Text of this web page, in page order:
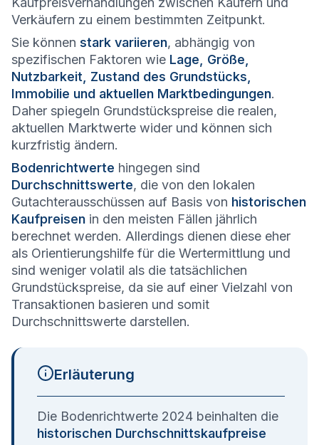
Verkäufern zu einem bestimmten Zeitpunkt.
Sie können stark variieren, abhängig von
spezifischen Faktoren wie Lage, Größe,
Nutzbarkeit, Zustand des Grundstücks,
Immobilie und aktuellen Marktbedingungen.
Daher spiegeln Grundstückspreise die realen,
aktuellen Marktwerte wider und können sich
kurzfristig ändern.
Bodenrichtwerte hingegen sind
Durchschnittswerte, die von den lokalen
Gutachterausschüssen auf Basis von historischen
Kaufpreisen in den meisten Fällen jährlich
berechnet werden. Allerdings dienen diese eher
als Orientierungshilfe für die Wertermittlung und
sind weniger volatil als die tatsächlichen
Grundstückspreise, da sie auf einer Vielzahl von
Transaktionen basieren und somit
Durchschnittswerte darstellen.
Erläuterung
Die Bodenrichtwerte 2024 beinhalten die
historischen Durchschnittskaufpreise